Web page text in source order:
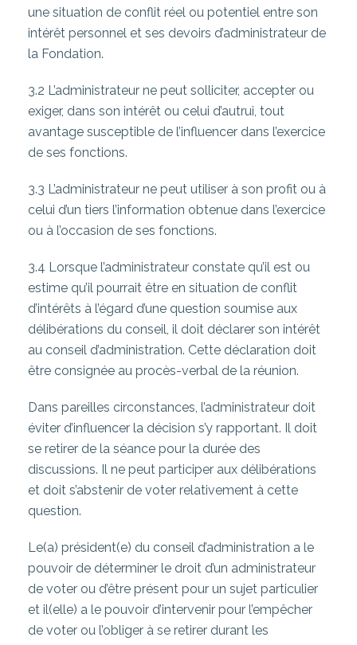
une situation de conflit réel ou potentiel entre son
intérêt personnel et ses devoirs d’administrateur de
la Fondation.
3.2 L’administrateur ne peut solliciter, accepter ou
exiger, dans son intérêt ou celui d’autrui, tout
avantage susceptible de l’influencer dans l’exercice
de ses fonctions.
3.3 L’administrateur ne peut utiliser à son profit ou à
celui d’un tiers l’information obtenue dans l’exercice
ou à l’occasion de ses fonctions.
3.4 Lorsque l’administrateur constate qu’il est ou
estime qu’il pourrait être en situation de conflit
d’intérêts à l’égard d’une question soumise aux
délibérations du conseil, il doit déclarer son intérêt
au conseil d’administration. Cette déclaration doit
être consignée au procès-verbal de la réunion.
Dans pareilles circonstances, l’administrateur doit
éviter d’influencer la décision s’y rapportant. Il doit
se retirer de la séance pour la durée des
discussions. Il ne peut participer aux délibérations
et doit s’abstenir de voter relativement à cette
question.
Le(a) président(e) du conseil d’administration a le
pouvoir de déterminer le droit d’un administrateur
de voter ou d’être présent pour un sujet particulier
et il(elle) a le pouvoir d’intervenir pour l’empêcher
de voter ou l’obliger à se retirer durant les